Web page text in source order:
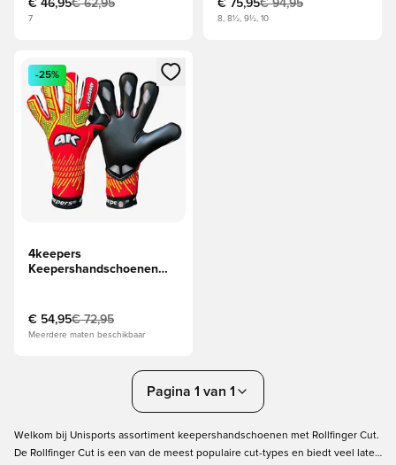
€ 46,95€ 62,95
7
€ 75,95€ 94,95
8, 8½, 9½, 10
Opent een venster om in te loggen of je aan te melden als
-25%
4keepers
Keepershandschoenen
€ 54,95€ 72,95
Meerdere maten beschikbaar
Pagina 1 van 1
Welkom bij Unisports assortiment keepershandschoenen met Rollfinger Cut.
De Rollfinger Cut is een van de meest populaire cut-types en biedt veel latex